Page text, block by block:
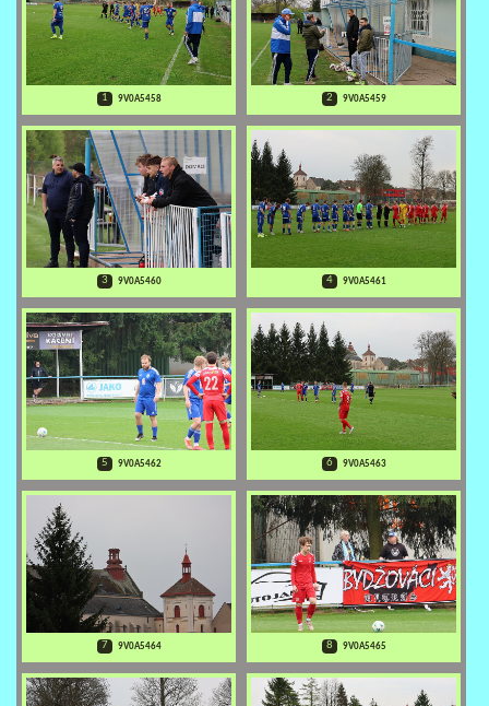
1 9V0A5458 2 9V0A5459
3 9V0A5460 4 9V0A5461
5 9V0A5462 6 9V0A5463
7 9V0A5464 8 9V0A5465